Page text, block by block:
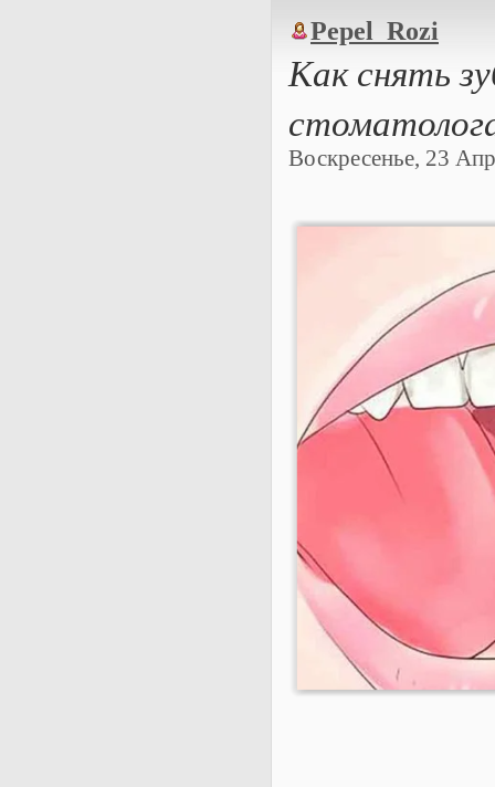
Pepel_Rozi
Как снять
Воскресенье, 23